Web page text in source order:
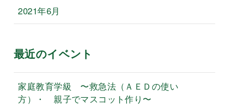
2021年6月
最近のイベント
家庭教育学級 〜救急法（ＡＥＤの使い
方）・ 親子でマスコット作り〜